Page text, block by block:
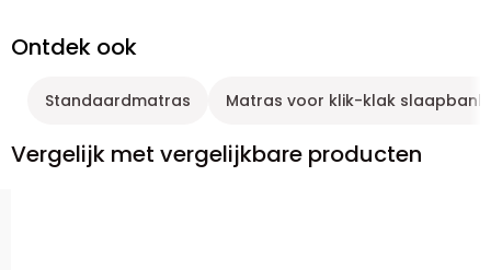
Ontdek ook
Standaardmatras Matras voor klik-klak slaapbank
Vergelijk met vergelijkbare producten